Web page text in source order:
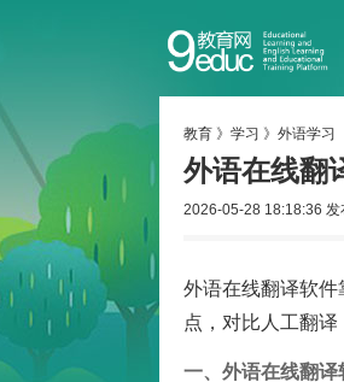
教育 》 学习 》 外语学习
外语在线翻
2026-05-28 18:18:36 发
外语在线翻译软
点，对比人工翻译
一、外语在线翻